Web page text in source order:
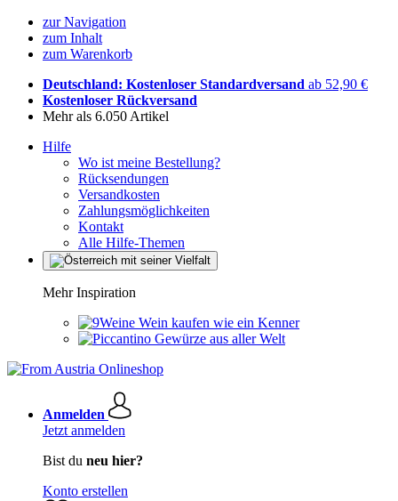
zur Navigation
zum Inhalt
zum Warenkorb
Deutschland: Kostenloser Standardversand ab 52,90 €
Kostenloser Rückversand
Mehr als 6.050 Artikel
Hilfe
Wo ist meine Bestellung?
Rücksendungen
Versandkosten
Zahlungsmöglichkeiten
Kontakt
Alle Hilfe-Themen
Mehr Inspiration
Wein kaufen wie ein Kenner
Gewürze aus aller Welt
Anmelden
Jetzt anmelden
Bist du neu hier?
Konto erstellen